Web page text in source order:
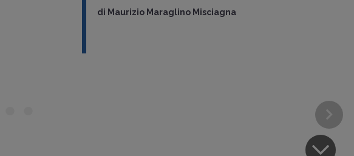
di Maurizio Maraglino Misciagna